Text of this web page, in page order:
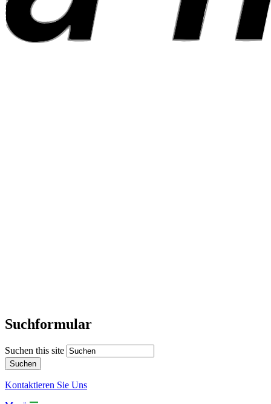
Suchformular
Suchen this site
Kontaktieren Sie Uns